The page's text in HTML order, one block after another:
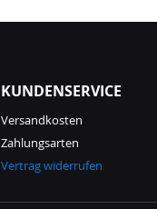
KUNDENSERVICE
Versandkosten
Zahlungsarten
Vertrag widerrufen